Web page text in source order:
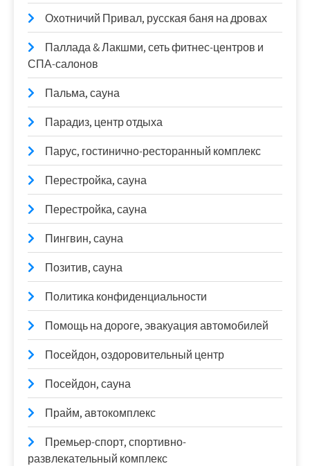
Охотничий Привал, русская баня на дровах
Паллада & Лакшми, сеть фитнес-центров и
СПА-салонов
Пальма, сауна
Парадиз, центр отдыха
Парус, гостинично-ресторанный комплекс
Перестройка, сауна
Перестройка, сауна
Пингвин, сауна
Позитив, сауна
Политика конфиденциальности
Помощь на дороге, эвакуация автомобилей
Посейдон, оздоровительный центр
Посейдон, сауна
Прайм, автокомплекс
Премьер-спорт, спортивно-
развлекательный комплекс